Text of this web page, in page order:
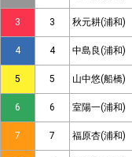
3 3 秋元耕(浦和)
4 4 中島良(浦和)
5 5 山中悠(船橋)
6 6 室陽一(浦和)
7 7 福原杏(浦和)